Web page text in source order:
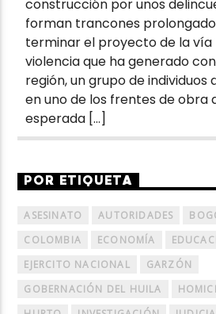
construcción por unos
forman trancones
terminar el proyecto de la vía
violencia que ha generado
región, un grupo de
en uno de los frentes de obra
esperada […]
POR ETIQUETA
ASESINATO AUTORIDADES
COLOMBIA
ECONOMÍA
EJERCITO NACIONAL
GARZÓN
GOBERNACIÓN DEL HUILA